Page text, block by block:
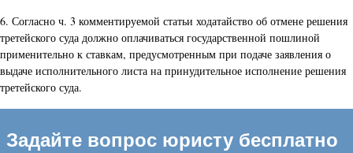
6. Согласно ч. 3 комментируемой статьи ходатайство об отмене решения
третейского суда должно оплачиваться государственной пошлиной
применительно к ставкам, предусмотренным при подаче заявления о
выдаче исполнительного листа на принудительное исполнение решения
третейского суда.